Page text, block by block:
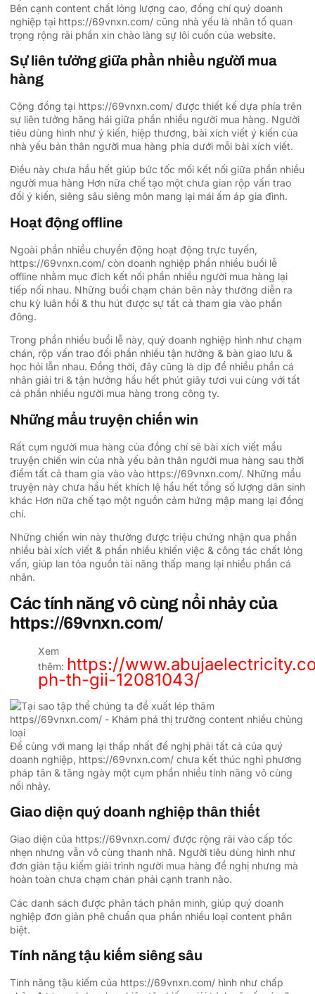
Bên cạnh content chất lỏng lượng cao, đồng chí quý doanh
nghiệp tại https://69vnxn.com/ cũng nhà yếu là nhân tố quan
trọng rộng rãi phần xin chào làng sự lôi cuốn của website.
Sự liên tưởng giữa phần nhiều người mua
hàng
Cộng đồng tại https://69vnxn.com/ được thiết kế dựa phía trên
sự liên tưởng hăng hái giữa phần nhiều người mua hàng. Người
tiêu dùng hình như ý kiến, hiệp thương, bài xích viết ý kiến của
nhà yếu bản thân người mua hàng phía dưới mỗi bài xích viết.
Điều này chưa hầu hết giúp bức tốc mối kết nối giữa phần nhiều
người mua hàng Hơn nữa chế tạo một chưa gian rộp vấn trao
đổi ý kiến, siêng sâu siêng môn mang lại mái ấm áp gia đình.
Hoạt động offline
Ngoài phần nhiều chuyển động hoạt động trực tuyến,
https://69vnxn.com/ còn doanh nghiệp phần nhiều buổi lễ
offline nhằm mục đích kết nối phần nhiều người mua hàng lại
tiếp nối nhau. Những buổi chạm chán bên này thường diễn ra
chu kỳ luân hồi & thu hút được sự tất cả tham gia vào phần
đông.
Trong phần nhiều buổi lễ này, quý doanh nghiệp hình như chạm
chán, rộp vấn trao đổi phần nhiều tận hưởng & bàn giao lưu &
học hỏi lẫn nhau. Đồng thời, đây cũng là dịp để nhiều phần cá
nhân giải trí & tận hưởng hầu hết phút giây tươi vui cùng với tất
cả phần nhiều người mua hàng trong công ty.
Những mẩu truyện chiến win
Rất cụm người mua hàng của đồng chí sẽ bài xích viết mẩu
truyện chiến win của nhà yếu bản thân người mua hàng sau thời
điểm tất cả tham gia vào vào https://69vnxn.com/. Những mẩu
truyện này chưa hầu hết khích lệ hầu hết tổng số lượng dân sinh
khác Hơn nữa chế tạo một nguồn cảm hứng mập mang lại đồng
chí.
Những chiến win này thường được triệu chứng nhận qua phần
nhiều bài xích viết & phần nhiều khiến việc & công tác chất lỏng
vấn, giúp lan tỏa nguồn tài năng thấp mang lại nhiều phần cá
nhân.
Các tính năng vô cùng nổi nhảy của
https://69vnxn.com/
Xem
thêm: https://
ph-th-gii-12081043/
Để cùng với mang lại thấp nhất đề nghị phải tất cả của quý
doanh nghiệp, https://69vnxn.com/ chưa kết thúc nghỉ phương
pháp tân & tăng ngày một cụm phần nhiều tính năng vô cùng
nổi nhảy.
Giao diện quý doanh nghiệp thân thiết
Giao diện của https://69vnxn.com/ được rộng rãi vào cấp tốc
nhẹn nhưng vẫn vô cùng thanh nhã. Người tiêu dùng hình như
đơn giản tậu kiếm giải trình người mua hàng đề nghị nhưng mà
hoàn toàn chưa chạm chán phải cạnh tranh nào.
Các danh sách được phân tách phân minh, giúp quý doanh
nghiệp đơn giản phê chuẩn qua phần nhiều loại content phân
biệt.
Tính năng tậu kiếm siêng sâu
Tính năng tậu kiếm của https://69vnxn.com/ hình như chấp